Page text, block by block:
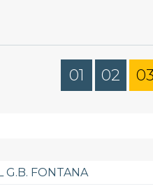
01 02 03
G.B. FONTANA